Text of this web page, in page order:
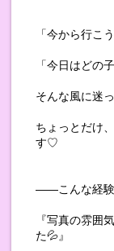
「今から行こ
「今日はどの
そんな風に迷
ちょっとだけ
す♡
――こんな経験
『写真の雰囲
た💦』